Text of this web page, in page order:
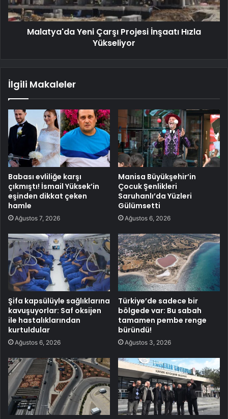
Malatya'da Yeni Çarşı Projesi İnşaatı Hızla
Yükseliyor
İlgili Makaleler
Babası evliliğe karşı
çıkmıştı! İsmail Yüksek’in
eşinden dikkat çeken
hamle
Ağustos 7, 2026
Manisa Büyükşehir’in
Çocuk Şenlikleri
Saruhanlı’da Yüzleri
Gülümsetti
Ağustos 6, 2026
Şifa kapsülüyle sağlıklarına
kavuşuyorlar: Saf oksijen
ile hastalıklarından
kurtuldular
Ağustos 6, 2026
Türkiye’de sadece bir
bölgede var: Bu sabah
tamamen pembe renge
büründü!
Ağustos 3, 2026